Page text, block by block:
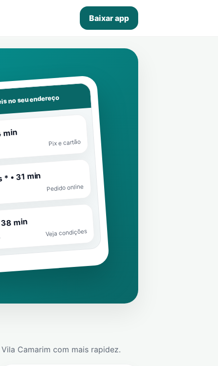
Baixar app
no seu endereço
min
Pix e cartão
• 31 min
Pedido online
min
Veja condições
Vila Camarim com mais rapidez.